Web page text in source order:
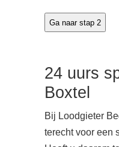
24 uurs
Boxtel
Bij Loodgieter
terecht voor een